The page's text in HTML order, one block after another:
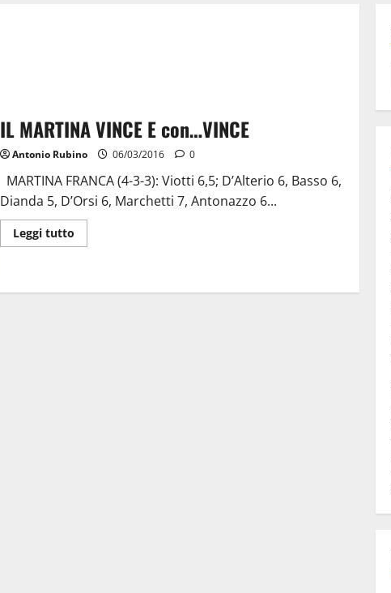
IL MARTINA VINCE E con…VINCE
Antonio Rubino 06/03/2016 0
MARTINA FRANCA (4-3-3): Viotti 6,5; D’Alterio 6, Basso 6,
Dianda 5, D’Orsi 6, Marchetti 7, Antonazzo 6...
Leggi tutto